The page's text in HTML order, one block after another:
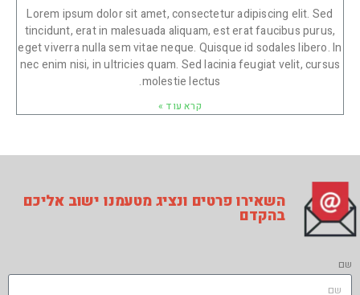
Lorem ipsum dolor sit amet, consectetur adipiscing elit. Sed
tincidunt, erat in malesuada aliquam, est erat faucibus purus,
eget viverra nulla sem vitae neque. Quisque id sodales libero. In
nec enim nisi, in ultricies quam. Sed lacinia feugiat velit, cursus
molestie lectus.
קרא עוד »
השאירו פרטים ונציג מטעמנו ישוב אליכם
בהקדם
שם